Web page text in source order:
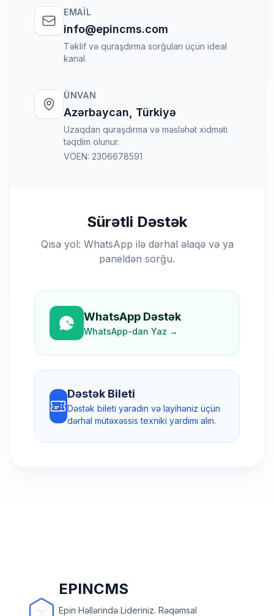
EMAIL
info@epincms.com
Təklif və quraşdırma sorğuları üçün ideal
kanal.
ÜNVAN
Azərbaycan, Türkiyə
Uzaqdan quraşdırma və məsləhət xidməti
təqdim olunur.
VÖEN: 2306678591
Sürətli Dəstək
Qısa yol: WhatsApp ilə dərhal əlaqə və ya
paneldən sorğu.
WhatsApp Dəstək
WhatsApp-dan Yaz →
Dəstək Bileti
Dəstək bileti yaradın və layihəniz üçün
dərhal mütəxəssis texniki yardımı alın.
EPINCMS
Epin Həllərində Lideriniz. Rəqəmsal